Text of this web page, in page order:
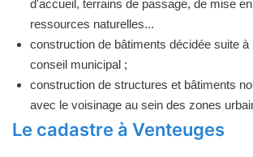
d'accueil, terrains de passage, de mise
ressources naturelles...
construction de bâtiments décidée suite à
conseil municipal ;
construction de structures et bâtiments
avec le voisinage au sein des zones
Le cadastre à Venteuges